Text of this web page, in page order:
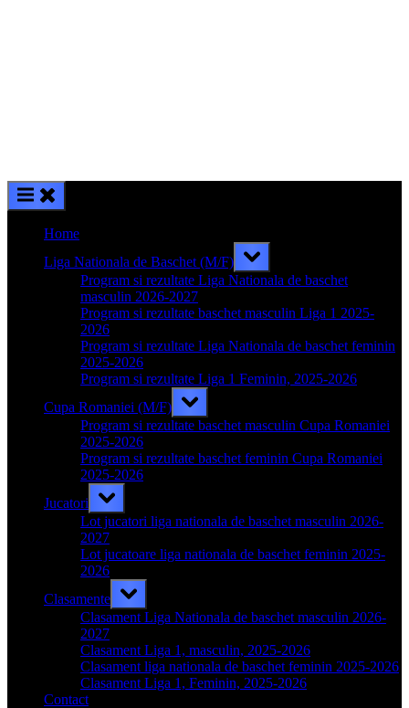
Home
Liga Nationala de Baschet (M/F)
Toggle
sub-
menu
Program si rezultate Liga Nationala de baschet
masculin 2026-2027
Program si rezultate baschet masculin Liga 1 2025-
2026
Program si rezultate Liga Nationala de baschet feminin
2025-2026
Program si rezultate Liga 1 Feminin, 2025-2026
Cupa Romaniei (M/F)
Toggle
sub-
menu
Program si rezultate baschet masculin Cupa Romaniei
2025-2026
Program si rezultate baschet feminin Cupa Romaniei
2025-2026
Jucatori
Toggle
sub-
menu
Lot jucatori liga nationala de baschet masculin 2026-
2027
Lot jucatoare liga nationala de baschet feminin 2025-
2026
Clasamente
Toggle
sub-
menu
Clasament Liga Nationala de baschet masculin 2026-
2027
Clasament Liga 1, masculin, 2025-2026
Clasament liga nationala de baschet feminin 2025-2026
Clasament Liga 1, Feminin, 2025-2026
Contact